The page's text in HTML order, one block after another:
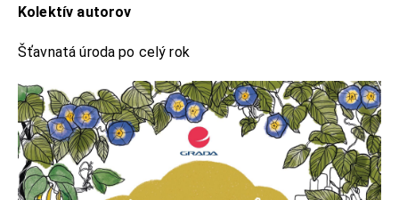
Kolektív autorov
Šťavnatá úroda po celý rok